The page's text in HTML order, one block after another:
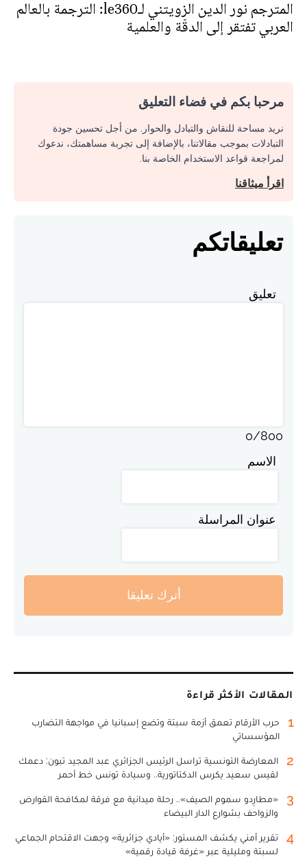
المترجم نور الدين الزويتني لـle360: الترجمة بالعالم
العربي تفتقر إلى الدقّة والعلمية
مرحبا بكم في فضاء التعليق
نريد مساحة للنقاش والتبادل والحوار. من أجل تحسين جودة
التبادلات بموجب مقالاتنا، بالإضافة إلى تجربة مساهمتك، ندعوك
لمراجعة قواعد الاستخدام الخاصة بنا.
اقرأ ميثاقنا
تعليقاتكم
تعليق
0/800
الاسم
عنوان المراسلة
أترك تعليقا
المقالات الأكثر قراءة
1
حرب الأرقام تعمق أزمة سبتة وتضع إسبانيا في مواجهة التضارب
المؤسساتي
2
المعارضة التونسية تراسل الرئيس الجزائري عبد المجيد تبون: دعمك
لقيس سعيد يكرس الدكتاتورية.. وسيادة تونس خط أحمر
3
«مطارِدو سموم الصيف».. رحلة ميدانية مع فرقة لمكافحة القوارض
والزواحف بشوارع الدار البيضاء
4
تقرير أمني يكشف المستور: «أيادي جزائرية» وجهت الاقتحام الجماعي
لسبتة ومليلية عبر «غرفة قيادة رقمية»